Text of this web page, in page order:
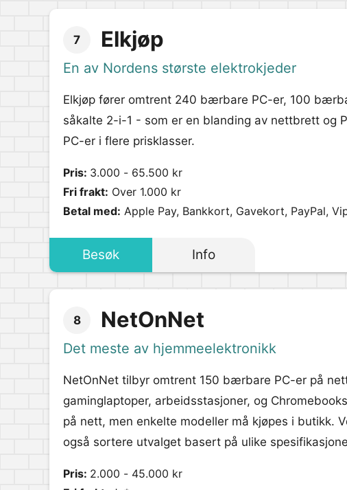
7 Elkjøp
En av Nordens største elektrokjeder
Elkjøp fører omtrent 240 bærbare PC-er, 100
såkalte 2-i-1 - som er en blanding av nettbrett og
PC-er i flere prisklasser.
Pris: 3.000 - 65.500 kr
Fri frakt: Over 1.000 kr
Betal med: Apple Pay, Bankkort, Gavekort, PayPal,
Besøk Info
8 NetOnNet
Det meste av hjemmeelektronikk
NetOnNet tilbyr omtrent 150 bærbare PC-er på
gaminglaptoper, arbeidsstasjoner, og
på nett, men enkelte modeller må kjøpes i butikk.
også sortere utvalget basert på ulike
Pris: 2.000 - 45.000 kr